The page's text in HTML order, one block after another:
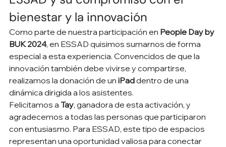
bienestar y la innovación
Como parte de nuestra participación en People Day by
BUK 2024, en ESSAD quisimos sumarnos de forma
especial a esta experiencia. Convencidos de que la
innovación también debe vivirse y compartirse,
realizamos la donación de un iPad dentro de una
dinámica dirigida a los asistentes.
Felicitamos a Tay, ganadora de esta activación, y
agradecemos a todas las personas que participaron
con entusiasmo. Para ESSAD, este tipo de espacios
representan una oportunidad valiosa para conectar